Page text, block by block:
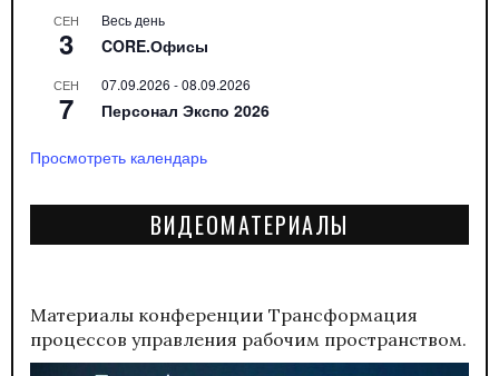
СЕН
3
Весь день
CORE.Офисы
СЕН
7
07.09.2026 -08.09.2026
Персонал Экспо 2026
Просмотреть календарь
ВИДЕОМАТЕРИАЛЫ
Материалы конференции Трансформация
процессов управления рабочим пространством.